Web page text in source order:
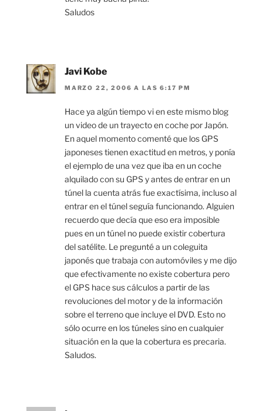
Saludos
Javi Kobe
MARZO 22, 2006 A LAS 6:17 PM
Hace ya algún tiempo vi en este mismo blog
un video de un trayecto en coche por Japón.
En aquel momento comenté que los GPS
japoneses tienen exactitud en metros, y ponía
el ejemplo de una vez que iba en un coche
alquilado con su GPS y antes de entrar en un
túnel la cuenta atrás fue exactísima, incluso al
entrar en el túnel seguía funcionando. Alguien
recuerdo que decía que eso era imposible
pues en un túnel no puede existir cobertura
del satélite. Le pregunté a un coleguita
japonés que trabaja con automóviles y me dijo
que efectivamente no existe cobertura pero
el GPS hace sus cálculos a partir de las
revoluciones del motor y de la información
sobre el terreno que incluye el DVD. Esto no
sólo ocurre en los túneles sino en cualquier
situación en la que la cobertura es precaria.
Saludos.